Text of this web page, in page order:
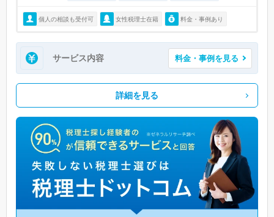
個人の相談も受付可 女性税理士在籍 料金・事例あり
サービス内容 料金・事例を見る
詳細を見る